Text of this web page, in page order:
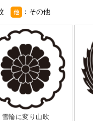
他 ：その他
雪輪に変り山吹